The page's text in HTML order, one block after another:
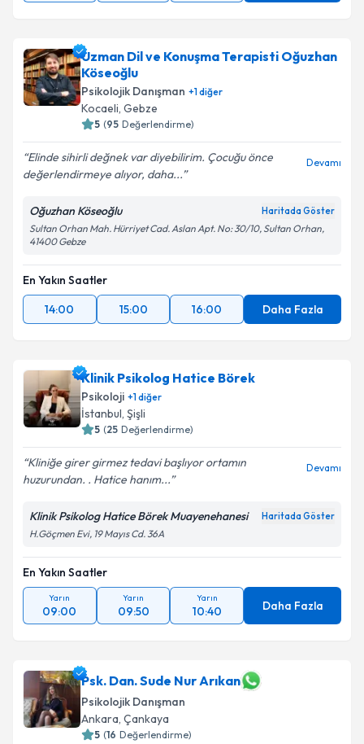
Uzman Dil ve Konuşma Terapisti Oğuzhan
Köseoğlu
Psikolojik Danışman +1diğer
Kocaeli, Gebze
5 (95 Değerlendirme)
Elinde sihirli değnek var diyebilirim. Çocuğu önce
değerlendirmeye alıyor, daha...
Devamı
Oğuzhan Köseoğlu Haritada Göster
Sultan Orhan Mah. Hürriyet Cad. Aslan Apt. No: 30/10, Sultan Orhan,
41400 Gebze
En Yakın Saatler
14:00
15:00 16:00 Daha Fazla
Klinik Psikolog Hatice Börek
Psikoloji +1diğer
İstanbul, Şişli
5 (25 Değerlendirme)
Kliniğe girer girmez tedavi başlıyor ortamın
huzurundan. . Hatice hanım...
Devamı
Klinik Psikolog Hatice Börek Muayenehanesi Haritada Göster
H.Göçmen Evi, 19 Mayıs Cd. 36A
En Yakın Saatler
Yarın
09:00
Yarın
09:50
Yarın
10:40 Daha Fazla
Psk. Dan. Sude Nur Arıkan
Psikolojik Danışman
Ankara, Çankaya
5 (16 Değerlendirme)